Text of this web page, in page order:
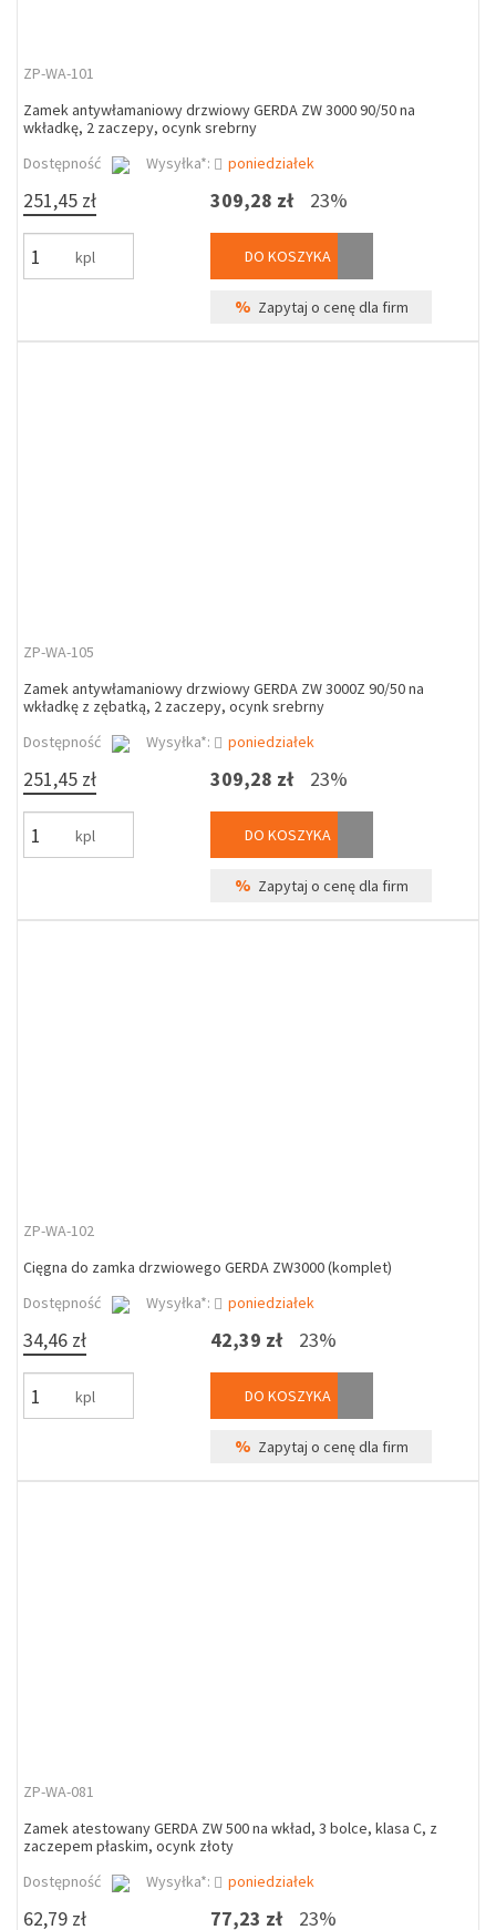
ZP-WA-101
Zamek antywłamaniowy drzwiowy GERDA ZW 3000 90/50 na
wkładkę, 2 zaczepy, ocynk srebrny
Dostępność
Wysyłka*: poniedziałek
251,45 zł
kpl
309,28 zł 23%
DO KOSZYKA
% Zapytaj o cenę dla firm
ZP-WA-105
Zamek antywłamaniowy drzwiowy GERDA ZW 3000Z 90/50 na
wkładkę z zębatką, 2 zaczepy, ocynk srebrny
Dostępność
Wysyłka*: poniedziałek
251,45 zł
kpl
309,28 zł 23%
DO KOSZYKA
% Zapytaj o cenę dla firm
ZP-WA-102
Cięgna do zamka drzwiowego GERDA ZW3000 (komplet)
Dostępność
Wysyłka*: poniedziałek
34,46 zł
kpl
42,39 zł 23%
DO KOSZYKA
% Zapytaj o cenę dla firm
ZP-WA-081
Zamek atestowany GERDA ZW 500 na wkład, 3 bolce, klasa C, z
zaczepem płaskim, ocynk złoty
Dostępność
Wysyłka*: poniedziałek
62,79 zł 77,23 zł 23%